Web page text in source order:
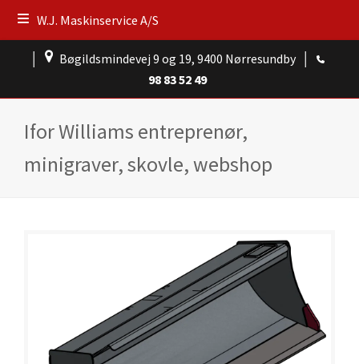
W.J. Maskinservice A/S
Bøgildsmindevej 9 og 19, 9400 Nørresundby
98 83 52 49
Ifor Williams entreprenør,
minigraver, skovle, webshop